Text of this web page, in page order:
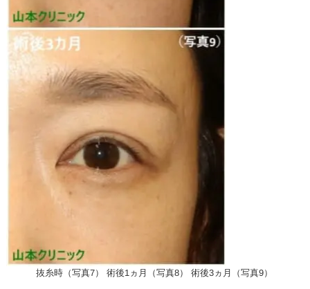
抜糸時（写真7） 術後1ヵ月（写真8） 術後3ヵ月（写真9）